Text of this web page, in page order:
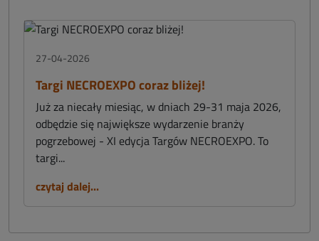
27-04-2026
Targi NECROEXPO coraz bliżej!
Już za niecały miesiąc, w dniach 29-31 maja 2026,
odbędzie się największe wydarzenie branży
pogrzebowej - XI edycja Targów NECROEXPO. To
targi...
czytaj dalej...